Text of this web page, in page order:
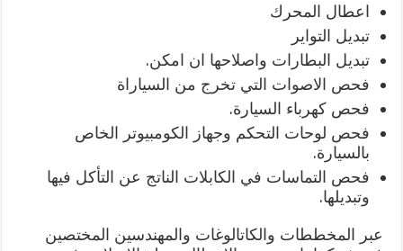
اعطال المحرك
تبديل التواير
تبديل البطارات واصلاحها ان امكن.
فحص الاصوات التي تخرج من السياراة
فحص كهرباء السيارة.
فحص لوحات التحكم وجهاز الكومبيوتر الخاص
بالسيارة.
فحص التماسات في الكابلات الناتج عن التأكل فيها
وتبديلها.
عبر المخططات والكاتالوغات والمهندسين المختصين